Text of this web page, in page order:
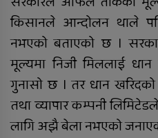
राप्ती
किसानले आन्दोलन थाले
नभएको बताएको छ ।
मूल्यमा निजी मिललाई
गुनासो छ । तर धान खरिदको
तथा व्यापार कम्पनी
लागि अझै बेला नभएको